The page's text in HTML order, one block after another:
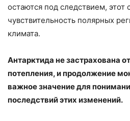
остаются под следствием, этот
чувствительность полярных
климата.
Антарктида не застрахована
потепления, и продолжение
важное значение для
последствий этих изменений.